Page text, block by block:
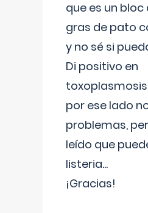
que es un bloc
gras de pato
y no sé si
Di positivo en
por ese lado
problemas,
leído que
listeria...
¡Gracias!